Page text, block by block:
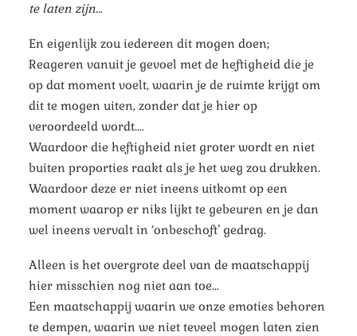
te laten zijn…
En eigenlijk zou iedereen dit mogen doen;
Reageren vanuit je gevoel met de heftigheid die je
op dat moment voelt, waarin je de ruimte krijgt om
dit te mogen uiten, zonder dat je hier op
veroordeeld wordt….
Waardoor die heftigheid niet groter wordt en niet
buiten proporties raakt als je het weg zou drukken.
Waardoor deze er niet ineens uitkomt op een
moment waarop er niks lijkt te gebeuren en je dan
wel ineens vervalt in ‘onbeschoft’ gedrag.
Alleen is het overgrote deel van de maatschappij
hier misschien nog niet aan toe…
Een maatschappij waarin we onze emoties behoren
te dempen, waarin we niet teveel mogen laten zien